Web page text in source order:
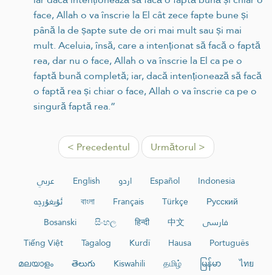
face, Allah o va înscrie la El cât zece fapte bune și
până la de șapte sute de ori mai mult sau și mai
mult. Aceluia, însă, care a intenționat să facă o faptă
rea, dar nu o face, Allah o va înscrie la El ca pe o
faptă bună completă; iar, dacă intenționează să facă
o faptă rea și chiar o face, Allah o va înscrie ca pe o
singură faptă rea.”
< Precedentul Următorul >
عربي English اردو Español
Indonesia
ئۇيغۇرچە
বাংলা Français Türkçe
Русский
Bosanski
සිංහල हिन्दी 中文
فارسی
Tiếng Việt
Tagalog Kurdî Hausa
Português
മലയാളം
తెలుగు Kiswahili தமிழ் မြန်မာ
ไทย